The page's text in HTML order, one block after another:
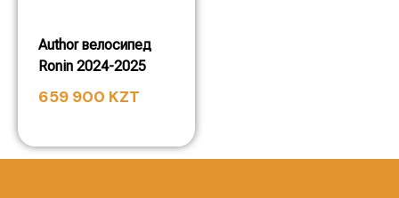
Author велосипед
Ronin 2024-2025
659 900 KZT